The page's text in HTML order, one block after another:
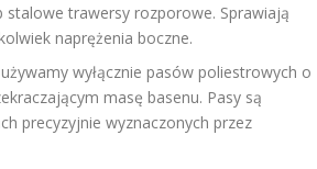
trawersy rozporowe. Sprawiają
naprężenia boczne.
wyłącznie pasów poliestrowych o
masę basenu. Pasy są
precyzyjnie wyznaczonych przez